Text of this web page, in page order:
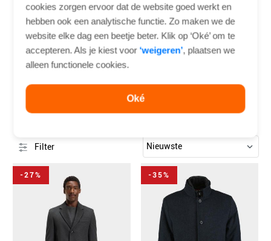
cookies zorgen ervoor dat de website goed werkt en
hebben ook een analytische functie. Zo maken we de
website elke dag een beetje beter. Klik op ‘Oké’ om te
accepteren. Als je kiest voor ‘weigeren’, plaatsen we
alleen functionele cookies.
Oké
kantoor, in beide gevallen maakt de jas de outfit compleet.
Bij Bos Men Shop vind je een assortiment wollen jassen
heren in verschillende modellen, kleuren en pasvormen,
samengesteld vanuit meer dan honderd jaar ervaring in
herenkleding.
Filter
-27% -35%